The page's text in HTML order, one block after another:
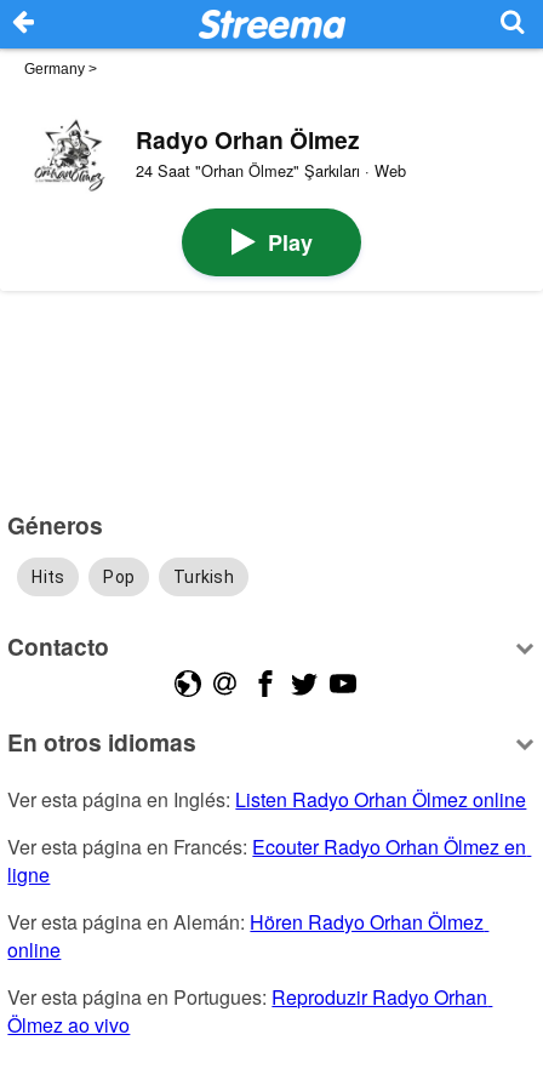
Germany >
Radyo Orhan Ölmez
24 Saat "Orhan Ölmez" Şarkıları · Web
Play
Géneros
Hits Pop Turkish
Contacto
En otros idiomas
Ver esta página en Inglés: Listen Radyo Orhan Ölmez online
Ver esta página en Francés: Ecouter Radyo Orhan Ölmez en
ligne
Ver esta página en Alemán: Hören Radyo Orhan Ölmez
online
Ver esta página en Portugues: Reproduzir Radyo Orhan
Ölmez ao vivo